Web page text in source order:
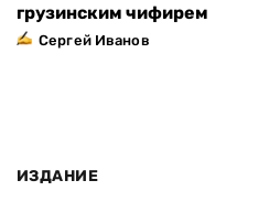
грузинским чифирем
Сергей Иванов
ИЗДАНИЕ